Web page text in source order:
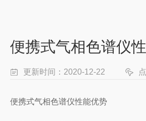
便携式气相色谱仪
更新时间：2020-12-22
便携式气相色谱仪性能优势